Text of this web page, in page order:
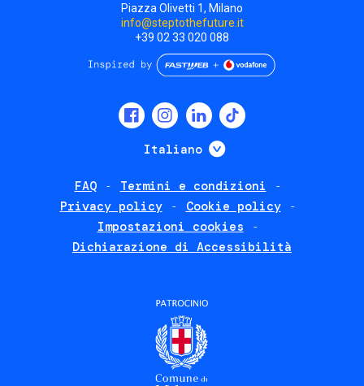
Piazza Olivetti 1, Milano
info@steptothefuture.it
+39 02 33 020 088
Italiano Mostra ulteriori
FAQ
Termini e condizioni
Privacy policy
Cookie policy
Impostazioni cookies
Dichiarazione di Accessibilità